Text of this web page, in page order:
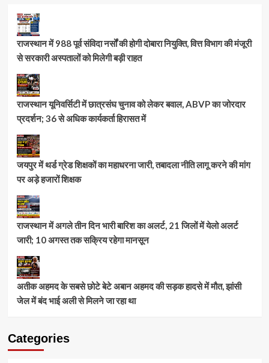
राजस्थान में 988 पूर्व संविदा नर्सों की होगी दोबारा नियुक्ति, वित्त विभाग की मंजूरी
से सरकारी अस्पतालों को मिलेगी बड़ी राहत
राजस्थान यूनिवर्सिटी में छात्रसंघ चुनाव को लेकर बवाल, ABVP का जोरदार
प्रदर्शन; 36 से अधिक कार्यकर्ता हिरासत में
जयपुर में थर्ड ग्रेड शिक्षकों का महाधरना जारी, तबादला नीति लागू करने की मांग
पर अड़े हजारों शिक्षक
राजस्थान में अगले तीन दिन भारी बारिश का अलर्ट, 21 जिलों में येलो अलर्ट
जारी; 10 अगस्त तक सक्रिय रहेगा मानसून
अतीक अहमद के सबसे छोटे बेटे अबान अहमद की सड़क हादसे में मौत, झांसी
जेल में बंद भाई अली से मिलने जा रहा था
Categories